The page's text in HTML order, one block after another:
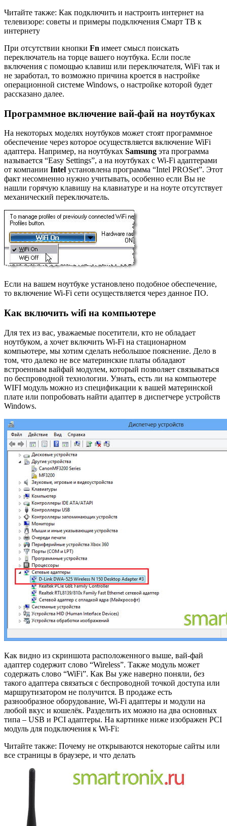
Читайте также: Как подключить и настроить интернет на
телевизоре: советы и примеры подключения Смарт ТВ к
интернету
При отсутствии кнопки Fn имеет смысл поискать
переключатель на торце вашего ноутбука. Если после
включения с помощью клавиш или переключателя, WiFi так и
не заработал, то возможно причина кроется в настройке
операционной системе Windows, о настройке которой будет
рассказано далее.
Программное включение вай-фай на ноутбуках
На некоторых моделях ноутбуков может стоят программное
обеспечение через которое осуществляется включение WiFi
адаптера. Например, на ноутбуках Samsung эта программа
называется “Easy Settings”, а на ноутбуках с Wi-Fi адаптерами
от компании Intel установлена программа “Intel PROSet”. Этот
факт несомненно нужно учитывать, особенно если Вы не
нашли горячую клавишу на клавиатуре и на ноуте отсутствует
механический переключатель.
Если на вашем ноутбуке установлено подобное обеспечение,
то включение Wi-Fi сети осуществляется через данное ПО.
Как включить wifi на компьютере
Для тех из вас, уважаемые посетители, кто не обладает
ноутбуком, а хочет включить Wi-Fi на стационарном
компьютере, мы хотим сделать небольшое пояснение. Дело в
том, что далеко не все материнские платы обладают
встроенным вайфай модулем, который позволяет связываться
по беспроводной технологии. Узнать, есть ли на компьютере
WIFI модуль можно из спецификации к вашей материнской
плате или попробовать найти адаптер в диспетчере устройств
Windows.
Как видно из скриншота расположенного выше, вай-фай
адаптер содержит слово “Wireless”. Также модуль может
содержать слово “WiFi”. Как Вы уже наверно поняли, без
такого адаптера связаться с беспроводной точкой доступа или
маршрутизатором не получится. В продаже есть
разнообразное оборудование, Wi-Fi адаптеры и модули на
любой вкус и кошелёк. Разделить их можно на два основных
типа – USB и PCI адаптеры. На картинке ниже изображен PCI
модуль для подключения к Wi-Fi:
Читайте также: Почему не открываются некоторые сайты или
все страницы в браузере, и что делать